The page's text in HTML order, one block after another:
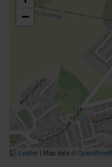
−
Leaflet | Map data ©